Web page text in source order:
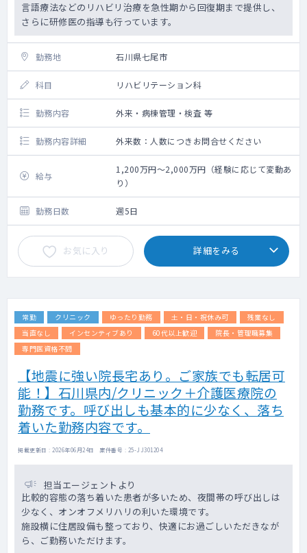
言語療法などのリハビリ治療を急性期から回復期まで提供し、
さらに研修医の指導も行っています。
勤務地 石川県七尾市
科目 リハビリテーション科
勤務内容 外来・病棟管理・検査 等
勤務内容詳細 外来数：人数につきお問合せください
給与
1,200万円～2,000万円（経験に応じて変動あ
り）
勤務日数 週5日
お気に入り 詳細をみる
常勤 クリニック ゆったり勤務 土・日・祝休み可
残業なし
当直なし
インセンティブあり 60代以上歓迎
院長・管理職募集
専門医資格不問
【地震に強い院長宅あり。ご家族でも転居可
能！】石川県内/クリニック＋介護医療院の
勤務です。呼び出しも基本的に少なく、落ち
着いた勤務内容です。
掲載更新日 : 2026年06月24日 案件番号 : 25-JJ301204
担当エージェントより
比較的容態の落ち着いた患者が多いため、夜間帯の呼び出しは
少なく、オンオフメリハリの利いた環境です。
施設横に住居設備も整っており、快適にお過ごしいただきなが
ら、ご勤務いただけます。